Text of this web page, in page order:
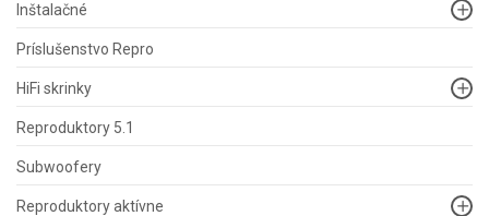
Inštalačné
Príslušenstvo Repro
HiFi skrinky
Reproduktory 5.1
Subwoofery
Reproduktory aktívne